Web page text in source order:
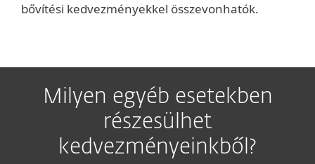
bővítési kedvezményekkel összevonhatók.
Milyen egyéb esetekben
részesülhet
kedvezményeinkből?